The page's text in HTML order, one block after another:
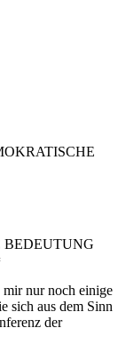
BEDEUTUNG
mir nur noch einige
sich aus dem Sinn
der